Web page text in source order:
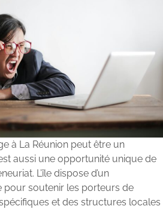
à La Réunion peut être un
aussi une opportunité unique de
L’île dispose d’un
soutenir les porteurs de
et des structures locales